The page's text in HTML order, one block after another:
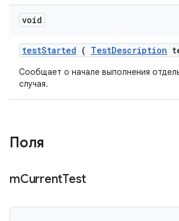
void
testStarted ( TestDescription
Сообщает о начале выполнения
случая.
Поля
mCurrentTest